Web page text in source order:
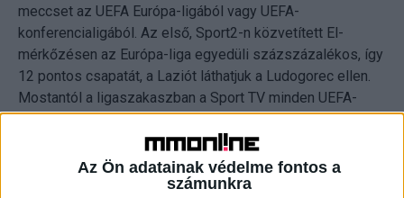
Az Ön adatainak védelme fontos a
számunkra
meccset az UEFA Európa-ligából vagy UEFA-
konferencialigából. Az első, Sport2-n közvetített El-
mérkőzésen az Európa-liga egyedüli százszázalékos, így
12 pontos csapatát, a Laziót láthatjuk a Ludogorec ellen.
Mostantól a ligaszakaszban a Sport TV minden UEFA-
játéknapon közvetít élőben mérkőzést a nemzetközi
kupákból, kedden és szerdán Bajnokok Ligáját,
csütörtökön Európa-ligát vagy Konferencialigát.